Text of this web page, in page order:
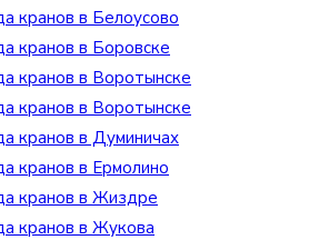
кранов в Белоусово
кранов в Боровске
кранов в Воротынске
кранов в Воротынске
кранов в Думиничах
кранов в Ермолино
кранов в Жиздре
кранов в Жукова